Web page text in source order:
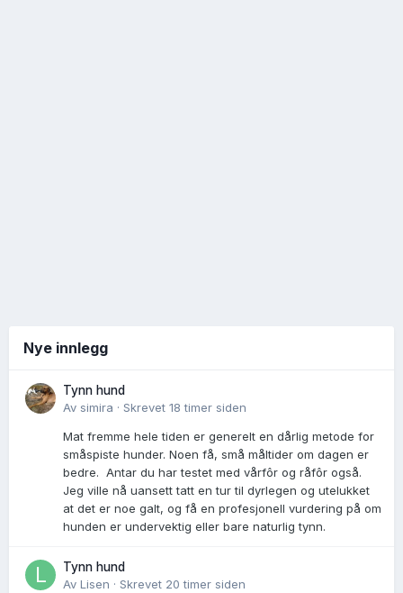
Nye innlegg
Tynn hund
Av simira · Skrevet 18 timer siden
Mat fremme hele tiden er generelt en dårlig metode for
småspiste hunder. Noen få, små måltider om dagen er
bedre. Antar du har testet med vårfôr og råfôr også.
Jeg ville nå uansett tatt en tur til dyrlegen og utelukket
at det er noe galt, og få en profesjonell vurdering på om
hunden er undervektig eller bare naturlig tynn.
Tynn hund
Av Lisen · Skrevet 20 timer siden